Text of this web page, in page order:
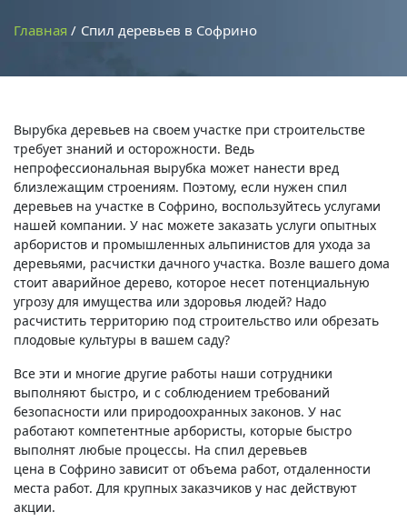
Главная Спил деревьев в Софрино
Вырубка деревьев на своем участке при строительстве
требует знаний и осторожности. Ведь
непрофессиональная вырубка может нанести вред
близлежащим строениям. Поэтому, если нужен спил
деревьев на участке в Софрино, воспользуйтесь услугами
нашей компании. У нас можете заказать услуги опытных
арбористов и промышленных альпинистов для ухода за
деревьями, расчистки дачного участка. Возле вашего дома
стоит аварийное дерево, которое несет потенциальную
угрозу для имущества или здоровья людей? Надо
расчистить территорию под строительство или обрезать
плодовые культуры в вашем саду?
Все эти и многие другие работы наши сотрудники
выполняют быстро, и с соблюдением требований
безопасности или природоохранных законов. У нас
работают компетентные арбористы, которые быстро
выполнят любые процессы. На спил деревьев
цена в Софрино зависит от объема работ, отдаленности
места работ. Для крупных заказчиков у нас действуют
акции.